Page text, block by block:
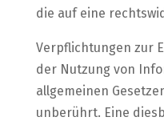
die auf eine
Verpflichtungen zur
der Nutzung von
allgemeinen
unberührt. Eine